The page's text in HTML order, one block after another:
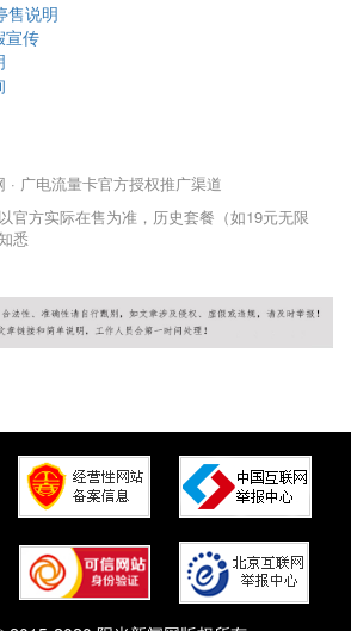
售说明
宣传
广电流量卡官方授权推广渠道
官方实际在售为准，历史套餐（如19元无限
悉